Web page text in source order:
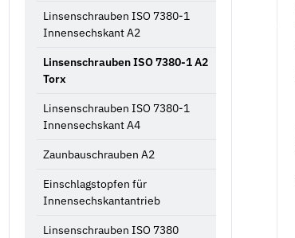
Linsenschrauben ISO 7380-1
Innensechskant A2
Linsenschrauben ISO 7380-1 A2
Torx
Linsenschrauben ISO 7380-1
Innensechskant A4
Zaunbauschrauben A2
Einschlagstopfen für
Innensechskantantrieb
Linsenschrauben ISO 7380